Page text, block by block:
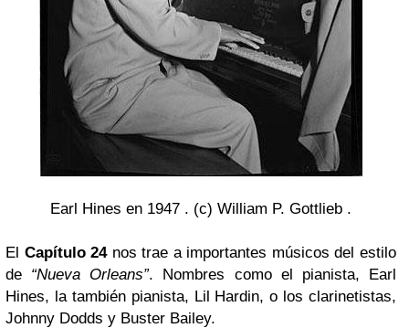
Earl Hines en 1947 . (c) William P. Gottlieb .
El Capítulo 24nos trae a importantes músicos del estilo
de “Nueva Orleans”. Nombres como el pianista, Earl
Hines, la también pianista, Lil Hardin, o los clarinetistas,
Johnny Dodds y Buster Bailey.